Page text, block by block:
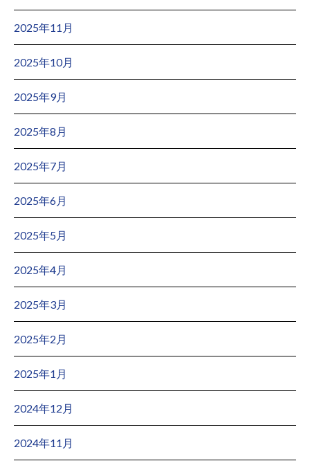
2025年11月
2025年10月
2025年9月
2025年8月
2025年7月
2025年6月
2025年5月
2025年4月
2025年3月
2025年2月
2025年1月
2024年12月
2024年11月